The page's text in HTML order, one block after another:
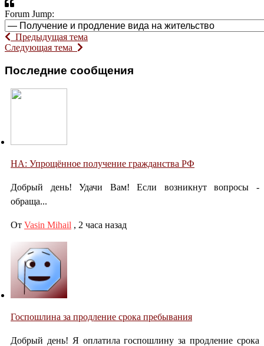
Forum Jump:
Предыдущая тема
Следующая тема
Последние сообщения
НА: Упрощённое получение гражданства РФ
Добрый день! Удачи Вам! Если возникнут вопросы -
обраща...
От Vasin Mihail , 2 часа назад
Госпошлина за продление срока пребывания
Добрый день! Я оплатила госпошлину за продление срока